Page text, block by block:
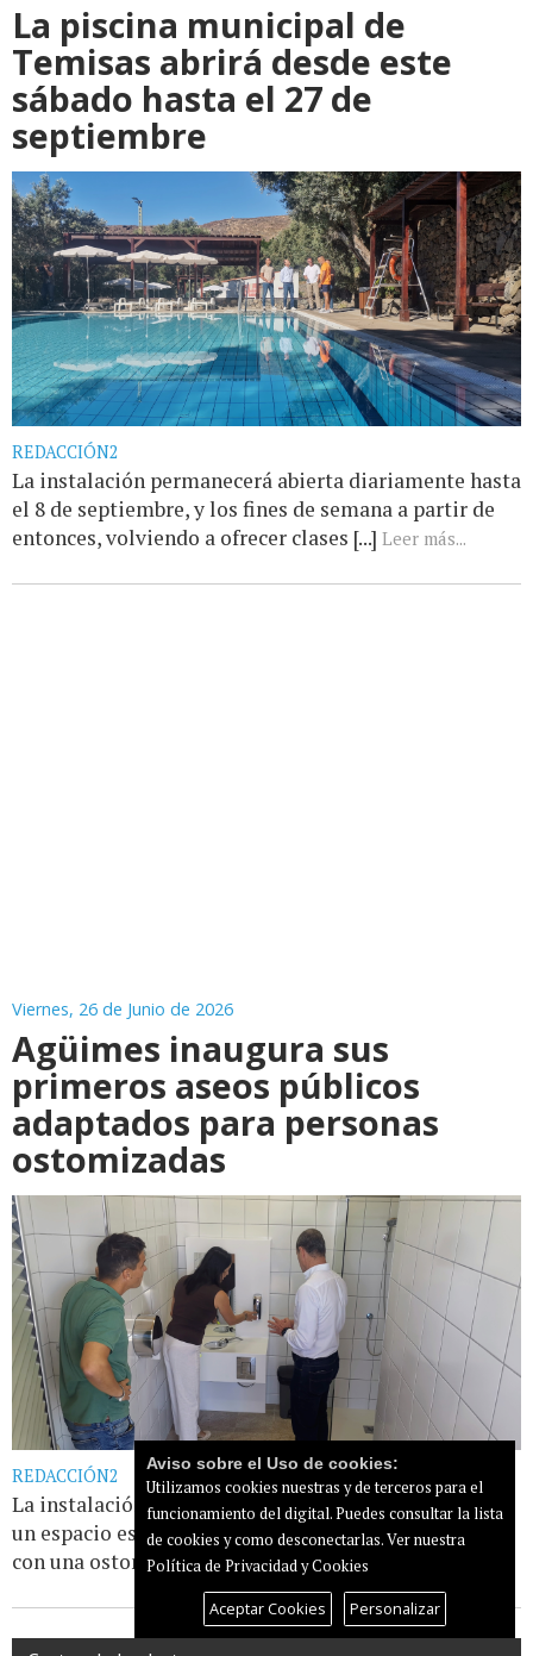
La piscina municipal de
Temisas abrirá desde este
sábado hasta el 27 de
septiembre
REDACCIÓN2
La instalación permanecerá abierta diariamente hasta
el 8 de septiembre, y los fines de semana a partir de
entonces, volviendo a ofrecer clases [...] Leer más...
Viernes, 26 de Junio de 2026
Agüimes inaugura sus
primeros aseos públicos
adaptados para personas
ostomizadas
REDACCIÓN2
La instalación, situada en el Risco Verde, cuenta con
un espacio específico diseñado para que las personas
con una ostomía puedan vaciar y [...]Leer más...
Aviso sobre el Uso de cookies:
Utilizamos cookies nuestras y de terceros para el
funcionamiento del digital. Puedes consultar la lista
de cookies y como desconectarlas.Ver nuestra
Política de Privacidad y Cookies
Aceptar Cookies Personalizar